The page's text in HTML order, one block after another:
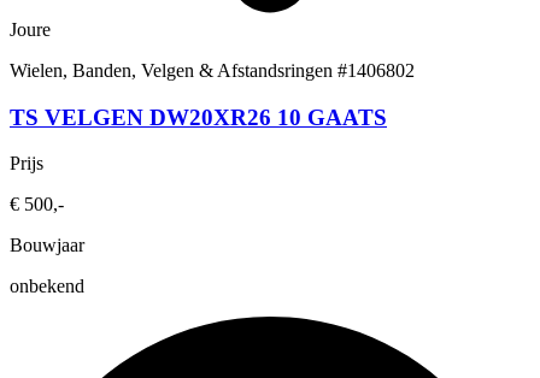
Joure
Wielen, Banden, Velgen & Afstandsringen #1406802
TS VELGEN DW20XR26 10 GAATS
Prijs
€ 500,-
Bouwjaar
onbekend